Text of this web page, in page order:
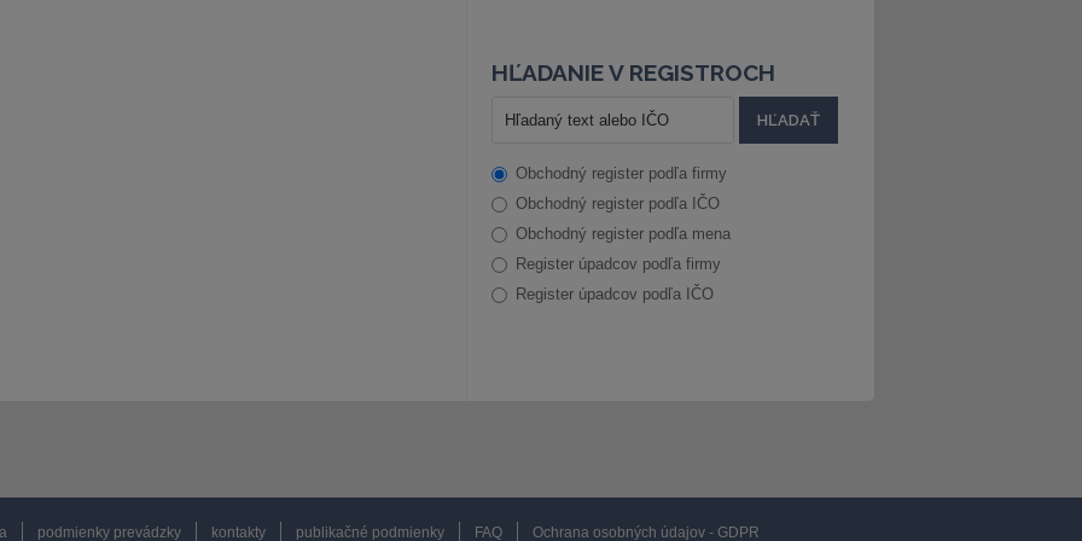
HĽADANIE V REGISTROCH
Obchodný register podľa firmy
Obchodný register podľa IČO
Obchodný register podľa mena
Register úpadcov podľa firmy
Register úpadcov podľa IČO
podmienky prevádzky kontakty publikačné podmienky FAQ Ochrana osobných údajov - GDPR